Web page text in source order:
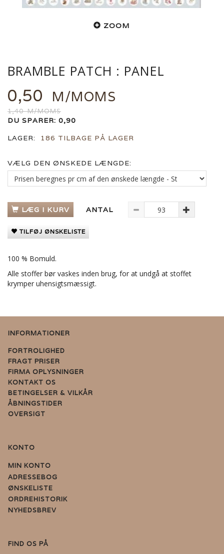
ZOOM
BRAMBLE PATCH : PANEL
0,50 M/MOMS
1,40M/MOMS
DU SPARER: 0,90
LAGER:
186 TILBAGE PÅ LAGER
VÆLG DEN ØNSKEDE LÆNGDE:
LÆG I KURV ANTAL
TILFØJ ØNSKELISTE
100 % Bomuld.
Alle stoffer bør vaskes inden brug, for at undgå at stoffet
krymper uhensigtsmæssigt.
INFORMATIONER
FORTROLIGHED
FRAGT PRISER
FIRMA OPLYSNINGER
KONTAKT OS
BETINGELSER & VILKÅR
ÅBNINGSTIDER
OVERSIGT
KONTO
MIN KONTO
ADRESSEBOG
ØNSKELISTE
ORDREHISTORIK
NYHEDSBREV
FIND OS PÅ